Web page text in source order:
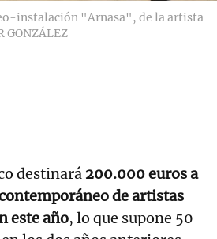
instalación "Arnasa", de la artista
GONZÁLEZ
destinará 200.000 euros a
de artistas
este año, lo que supone 50